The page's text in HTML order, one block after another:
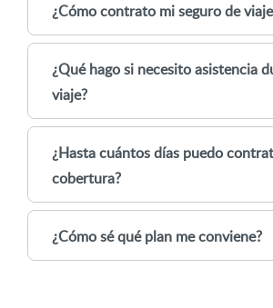
¿Cómo contrato mi seguro de
¿Qué hago si necesito asistencia
viaje?
¿Hasta cuántos días puedo
cobertura?
¿Cómo sé qué plan me conviene?